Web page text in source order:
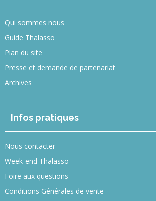
Qui sommes nous
Guide Thalasso
Plan du site
Presse et demande de partenariat
Archives
Infos pratiques
Nous contacter
Week-end Thalasso
Foire aux questions
Conditions Générales de vente